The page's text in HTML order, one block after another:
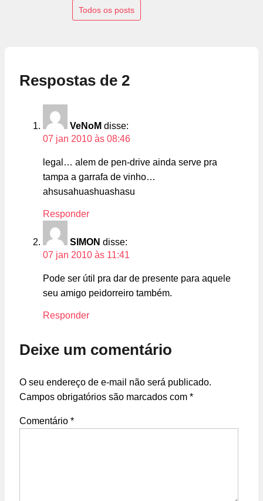
Todos os posts
Respostas de 2
VeNoM disse:
07 jan 2010 às 08:46
legal… alem de pen-drive ainda serve pra
tampa a garrafa de vinho…
ahsusahuashuashasu
Responder
SIMON disse:
07 jan 2010 às 11:41
Pode ser útil pra dar de presente para aquele
seu amigo peidorreiro também.
Responder
Deixe um comentário
O seu endereço de e-mail não será publicado.
Campos obrigatórios são marcados com *
Comentário *